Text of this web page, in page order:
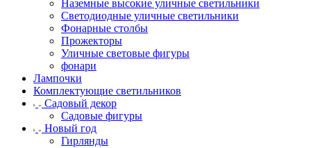
Наземные высокие уличные светильники
Светодиодные уличные светильники
Фонарные столбы
Прожекторы
Уличные световые фигуры
фонари
Лампочки
Комплектующие светильников
Садовый декор
Садовые фигуры
Новый год
Гирлянды